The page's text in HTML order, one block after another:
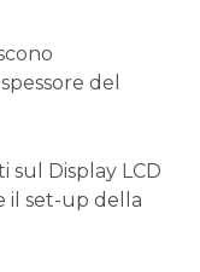
del
sul Display LCD
il set-up della